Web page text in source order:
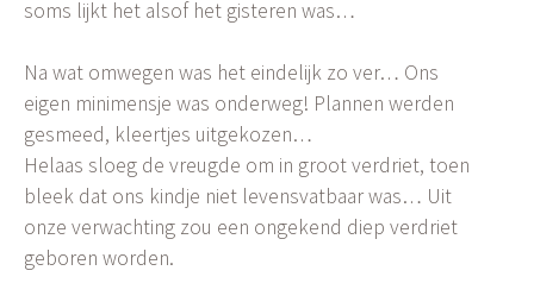
soms lijkt het alsof het gisteren was…
Na wat omwegen was het eindelijk zo ver… Ons
eigen minimensje was onderweg! Plannen werden
gesmeed, kleertjes uitgekozen…
Helaas sloeg de vreugde om in groot verdriet, toen
bleek dat ons kindje niet levensvatbaar was… Uit
onze verwachting zou een ongekend diep verdriet
geboren worden.